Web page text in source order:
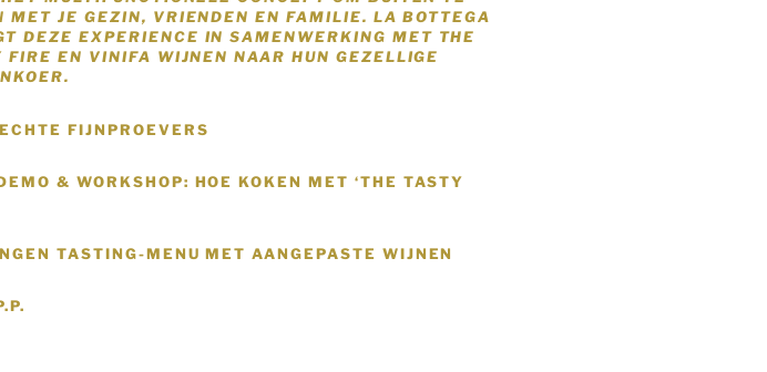
MET JE GEZIN, VRIENDEN EN FAMILIE. LA BOTTEGA
DEZE EXPERIENCE IN SAMENWERKING MET THE
FIRE EN VINIFA WIJNEN NAAR HUN GEZELLIGE
FIJNPROEVERS
& WORKSHOP: HOE KOKEN MET ‘THE TASTY
TASTING-MENU MET AANGEPASTE WIJNEN